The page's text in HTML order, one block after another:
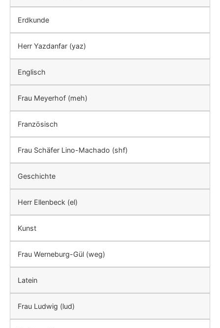
Erdkunde
Herr Yazdanfar (yaz)
Englisch
Frau Meyerhof (meh)
Französisch
Frau Schäfer Lino-Machado (shf)
Geschichte
Herr Ellenbeck (el)
Kunst
Frau Werneburg-Gül (weg)
Latein
Frau Ludwig (lud)